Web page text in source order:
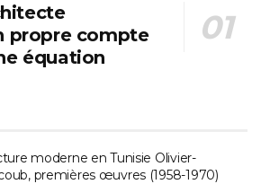
propre compte
équation
moderne en Tunisie Olivier-
premières œuvres (1958-1970)